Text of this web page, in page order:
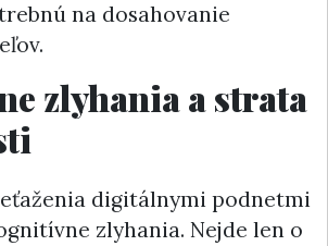
na dosahovanie
zlyhania a strata
digitálnymi podnetmi
zlyhania. Nejde len o